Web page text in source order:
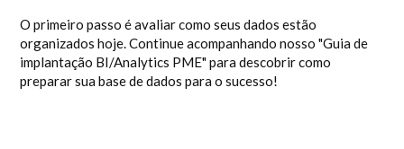
O primeiro passo é avaliar como seus dados estão
organizados hoje. Continue acompanhando nosso "Guia de
implantação BI/Analytics PME" para descobrir como
preparar sua base de dados para o sucesso!